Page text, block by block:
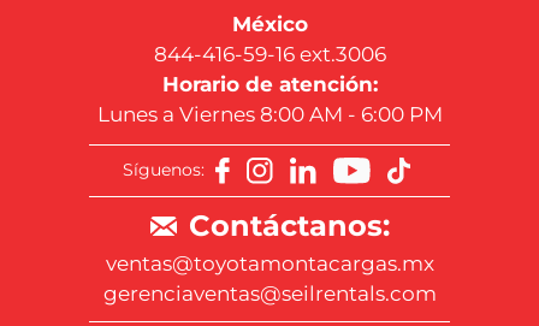
México
844-416-59-16 ext.3006
Horario de atención:
Lunes a Viernes 8:00 AM - 6:00 PM
Síguenos:
Contáctanos:
ventas@toyotamontacargas.mx
gerenciaventas@seilrentals.com